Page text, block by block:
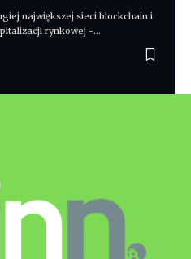
największej sieci blockchain i
rynkowej -…